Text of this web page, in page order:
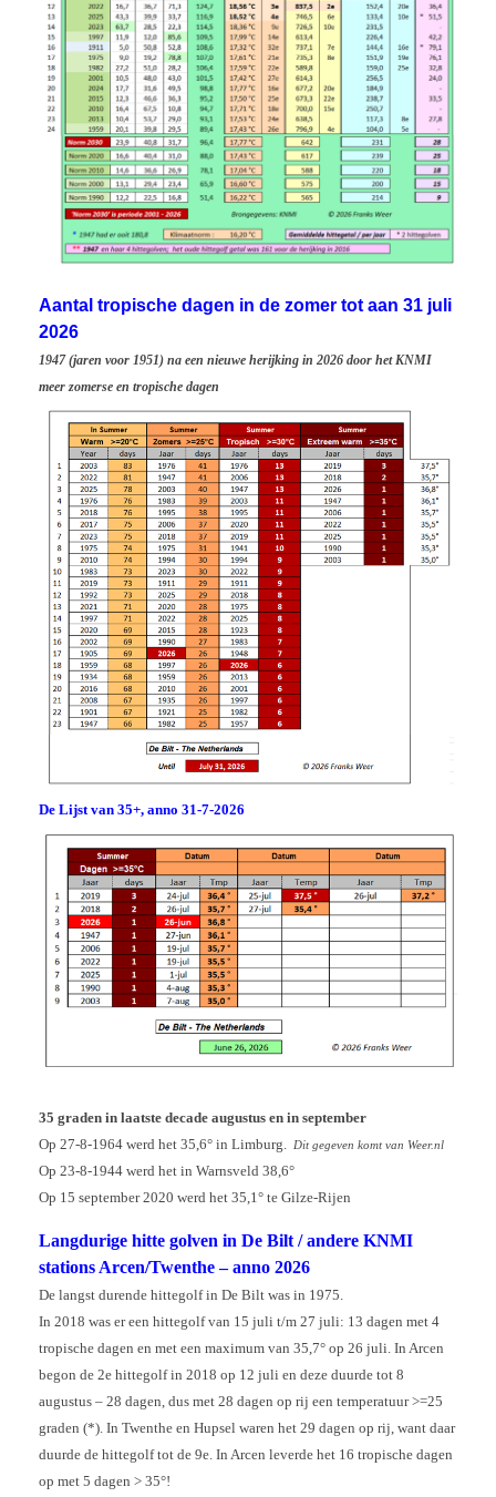
Aantal tropische dagen in de zomer tot aan 31 juli
2026
1947 (jaren voor 1951) na een nieuwe herijking in 2026 door het KNMI
meer zomerse en tropische dagen
De Lijst van 35+, anno 31-7-2026
35 graden in laatste decade augustus en in september
Op 27-8-1964 werd het 35,6° in Limburg.
Dit gegeven komt van Weer.nl
Op 23-8-1944 werd het in Warnsveld 38,6°
Op 15 september 2020 werd het 35,1° te Gilze-Rijen
Langdurige hitte golven in De Bilt / andere KNMI
stations Arcen/Twenthe – anno 2026
De langst durende hittegolf in De Bilt was in 1975.
In 2018 was er een hittegolf van 15 juli t/m 27 juli: 13 dagen met 4
tropische dagen en met een maximum van 35,7° op 26 juli. In Arcen
begon de 2e hittegolf in 2018 op 12 juli en deze duurde tot 8
augustus – 28 dagen, dus met 28 dagen op rij een temperatuur >=25
graden (*). In Twenthe en Hupsel waren het 29 dagen op rij, want daar
duurde de hittegolf tot de 9e. In Arcen leverde het 16 tropische dagen
op met 5 dagen > 35°!